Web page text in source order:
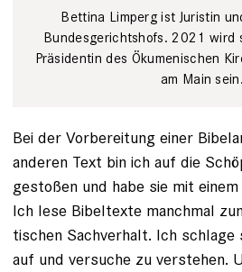
Bettina Limperg ist Juristin
Bundesgerichtshofs. 2021 wird
Präsidentin des Ökumenischen
am Main sein.
Bei der Vorbereitung einer
anderen Text bin ich auf die
gestoßen und habe sie mit
Ich lese Bibeltexte manchmal
tischen Sachverhalt. Ich
auf und versuche zu verstehen.